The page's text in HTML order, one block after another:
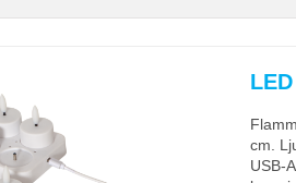
cm.
USB-